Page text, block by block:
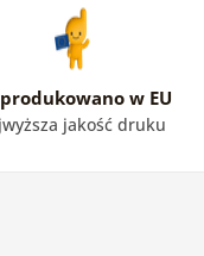
w EU
jakość druku